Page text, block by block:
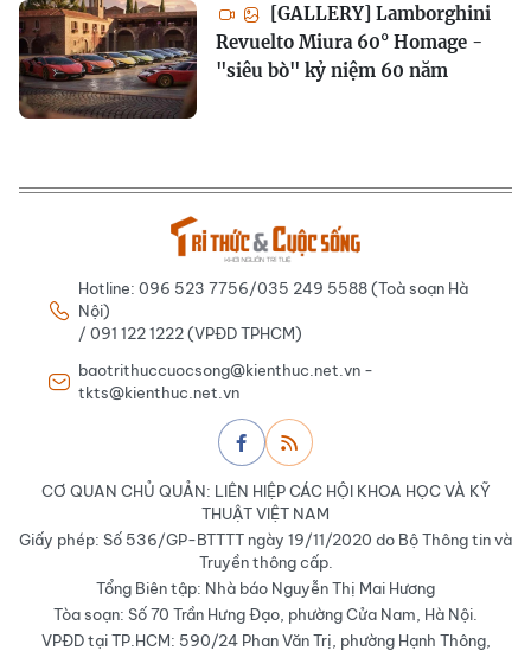
[GALLERY] Lamborghini
Revuelto Miura 60° Homage -
"siêu bò" kỷ niệm 60 năm
Hotline: 096 523 7756/035 249 5588 (Toà soạn Hà
Nội)
/ 091 122 1222 (VPĐD TPHCM)
baotrithuccuocsong@kienthuc.net.vn -
tkts@kienthuc.net.vn
CƠ QUAN CHỦ QUẢN: LIÊN HIỆP CÁC HỘI KHOA HỌC VÀ KỸ
THUẬT VIỆT NAM
Giấy phép: Số 536/GP-BTTTT ngày 19/11/2020 do Bộ Thông tin và
Truyền thông cấp.
Tổng Biên tập: Nhà báo Nguyễn Thị Mai Hương
Tòa soạn: Số 70 Trần Hưng Đạo, phường Cửa Nam, Hà Nội.
VPĐD tại TP.HCM: 590/24 Phan Văn Trị, phường Hạnh Thông,